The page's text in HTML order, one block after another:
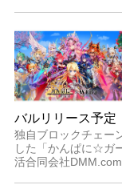
バルリリース予定
独自ブロックチェー
した「かんぱに☆ガ
活合同会社